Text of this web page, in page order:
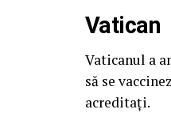
Vatican
Vaticanul a
să se
acreditați.